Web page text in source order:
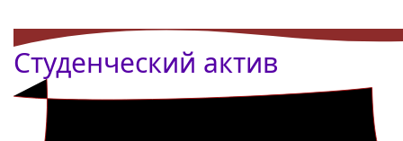
Студенческий актив